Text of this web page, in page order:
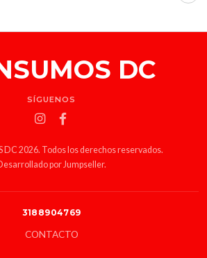
DC
SÍGUENOS
DC 2026. Todos los derechos reservados.
por Jumpseller.
3188904769
CONTACTO